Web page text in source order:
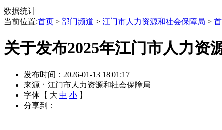
数据统计
当前位置:首页 > 部门频道 > 江门市人力资源和社会保障局 >
关于发布2025年江门市人力资
发布时间：2026-01-13 18:01:17
来源：江门市人力资源和社会保障局
字体【 大 中 小 】
分享到：